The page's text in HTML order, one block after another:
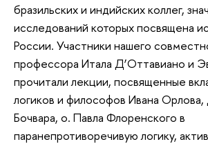
бразильских и индийских коллег,
исследований которых посвящена
России. Участники нашего
профессора Итала Д’Оттавиано и
прочитали лекции, посвященные
логиков и философов Ивана
Бочвара, о. Павла Флоренского в
паранепротиворечивую логику,